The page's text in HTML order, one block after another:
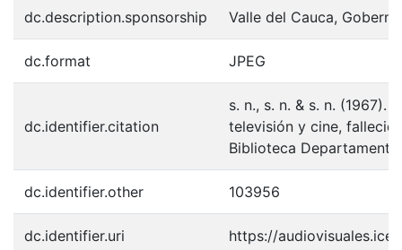
dc.description.sponsorship Valle del Cauca,
dc.format JPEG
dc.identifier.citation
s. n., s. n. & s. n. (1967).
televisión y cine,
Biblioteca
dc.identifier.other 103956
dc.identifier.uri https://